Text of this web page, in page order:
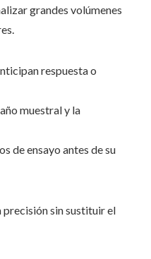
grandes volúmenes
respuesta o
muestral y la
de ensayo antes de su
precisión sin sustituir el